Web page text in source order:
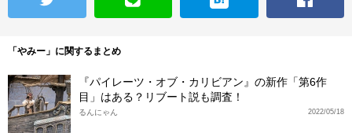
「やみー」に関するまとめ
『パイレーツ・オブ・カリビアン』の新作「第6作
目」はある？リブート説も調査！
2022/05/18
るんにゃん